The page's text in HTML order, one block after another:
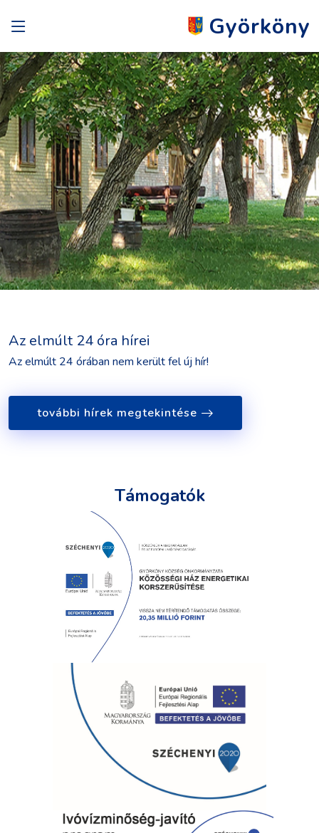
Györköny
Az elmúlt 24 óra hírei
Az elmúlt 24 órában nem került fel új hír!
további hírek megtekintése
Támogatók